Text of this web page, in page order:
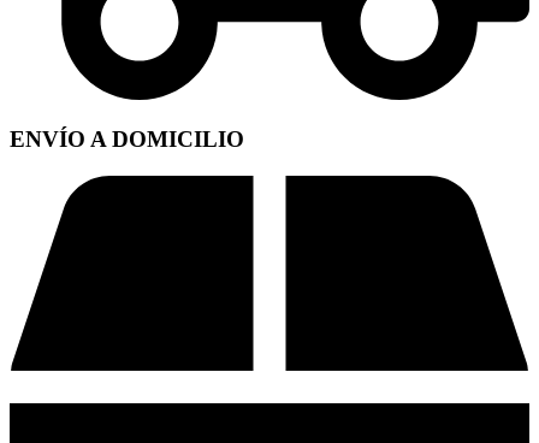
ENVÍO A DOMICILIO